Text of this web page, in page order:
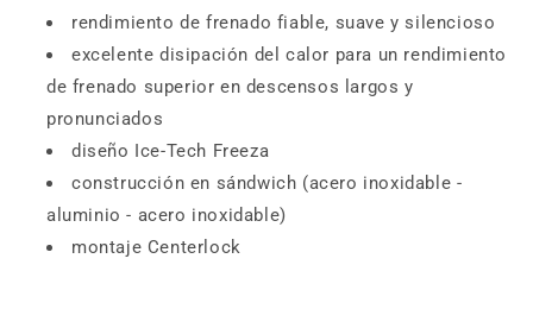
rendimiento de frenado fiable, suave y silencioso
excelente disipación del calor para un rendimiento
de frenado superior en descensos largos y
pronunciados
diseño Ice-Tech Freeza
construcción en sándwich (acero inoxidable -
aluminio - acero inoxidable)
montaje Centerlock